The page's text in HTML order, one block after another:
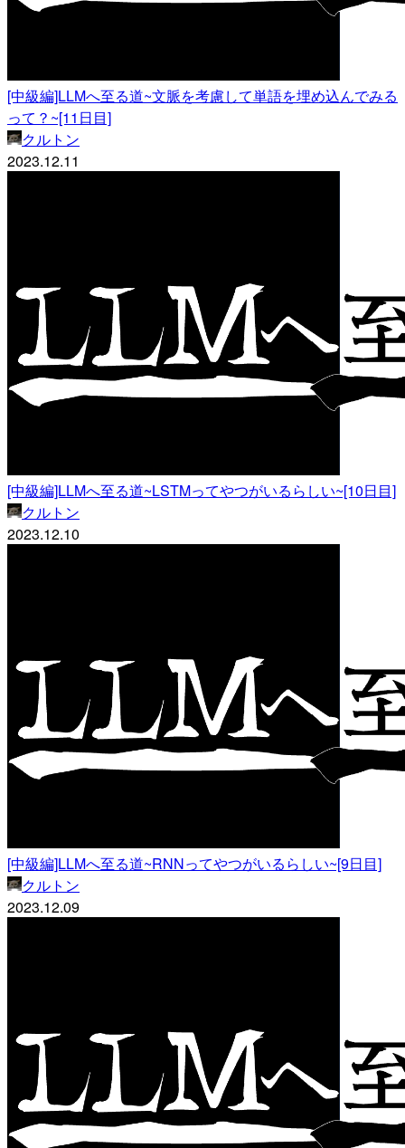
[中級編]LLMへ至る道~文脈を考慮して単語を埋め込んでみる
って？~[11日目]
クルトン
2023.12.11
[中級編]LLMへ至る道~LSTMってやつがいるらしい~[10日目]
クルトン
2023.12.10
[中級編]LLMへ至る道~RNNってやつがいるらしい~[9日目]
クルトン
2023.12.09